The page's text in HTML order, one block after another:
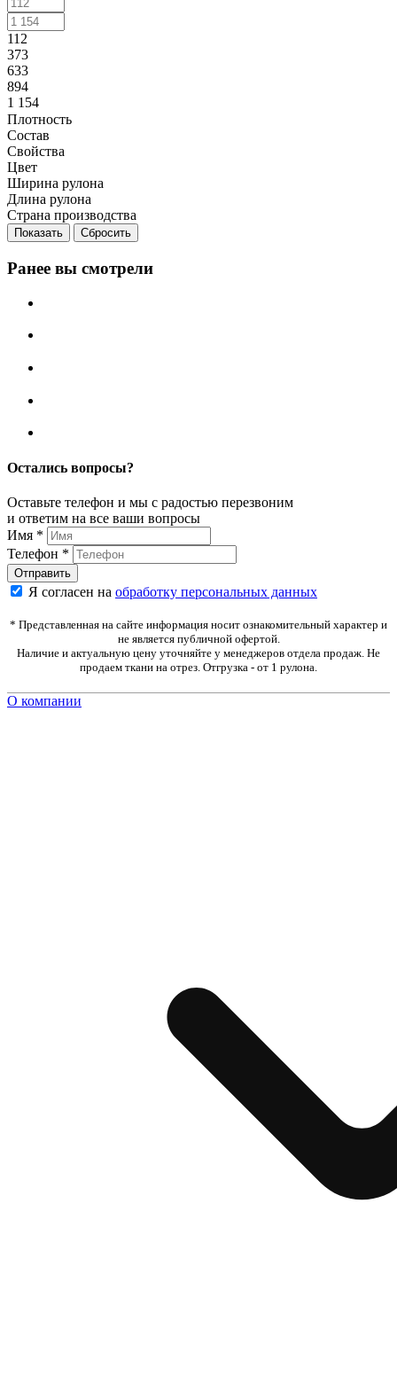
112
373
633
894
1 154
Плотность
Состав
Свойства
Цвет
Ширина рулона
Длина рулона
Страна производства
Сбросить
Ранее вы смотрели
Остались вопросы?
Оставьте телефон и мы с радостью перезвоним
и ответим на все ваши вопросы
Имя *
Телефон *
Я согласен на обработку персональных данных
* Представленная на сайте информация носит ознакомительный характер и
не является публичной офертой.
Наличие и актуальную цену уточняйте у менеджеров отдела продаж. Не
продаем ткани на отрез. Отгрузка - от 1 рулона.
О компании